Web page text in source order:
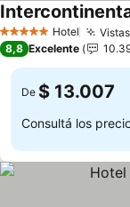
5 Estrellas Hotel
8,8 Excelente
De $ 13.007
Consultá los